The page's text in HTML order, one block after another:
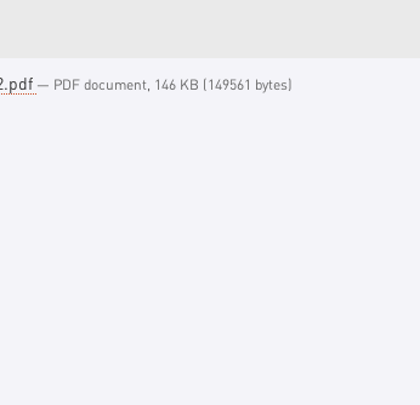
— PDF document, 146 KB (149561 bytes)